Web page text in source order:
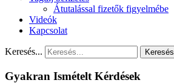
Átutalással fizetők figyelmébe
Videók
Kapcsolat
Keresés... Keresés
Gyakran Ismételt Kérdések